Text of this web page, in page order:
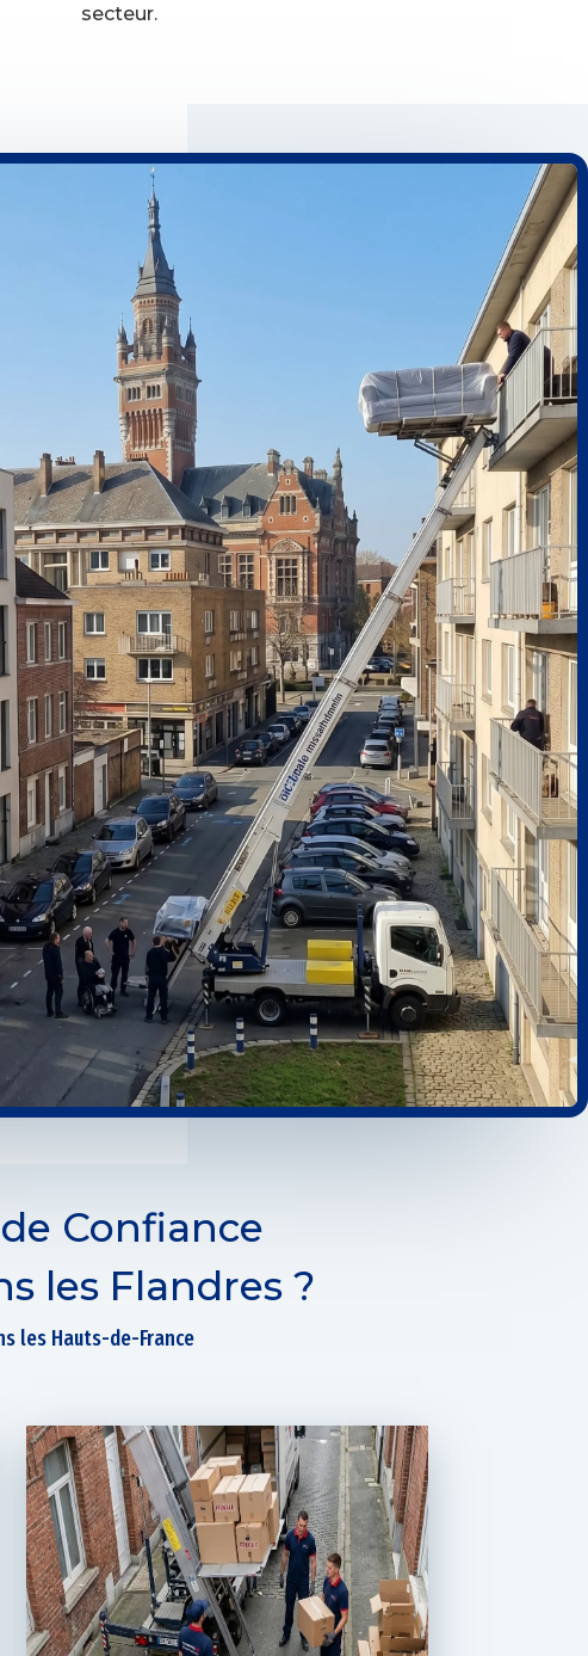
secteur.
Confiance
les Flandres ?
les Hauts-de-France